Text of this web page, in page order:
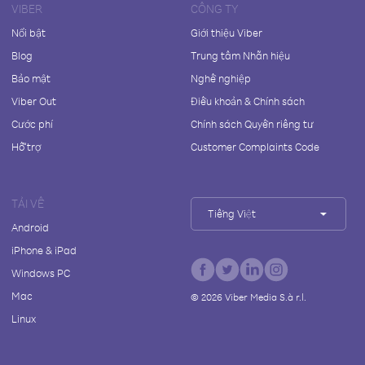
VIBER
Nổi bật
Blog
Bảo mật
Viber Out
Cước phí
Hỗ trợ
CÔNG TY
Giới thiệu Viber
Trung tâm Nhãn hiệu
Nghề nghiệp
Điều khoản & Chính sách
Chính sách Quyền riêng tư
Customer Complaints Code
TẢI VỀ
Android
iPhone & iPad
Windows PC
Mac
Linux
Tiếng Việt
© 2026Viber Media S.à r.l.